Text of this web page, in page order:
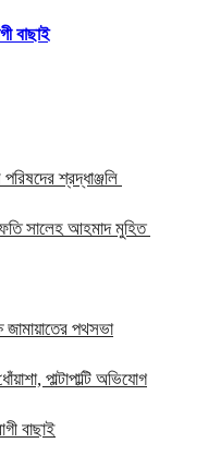
বাছাই
শ্রদ্ধাঞ্জলি
সালেহ আহমাদ মুহিত
পথসভা
পাল্টাপাল্টি অভিযোগ
বাছাই